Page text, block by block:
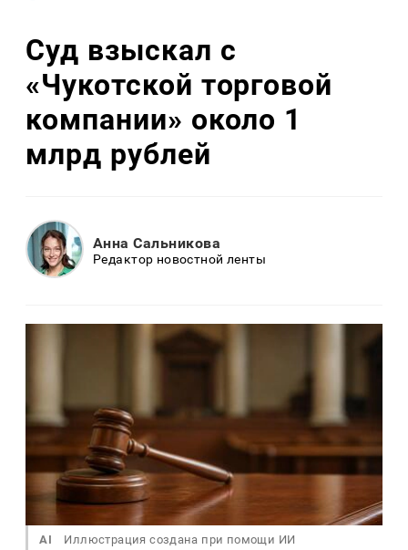
Суд взыскал с
«Чукотской торговой
компании» около 1
млрд рублей
Анна Сальникова
Редактор новостной ленты
AI Иллюстрация создана при помощи ИИ